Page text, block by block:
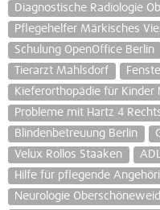
Diagnostische Radiologie
Pflegehelfer Märkisches
Schulung OpenOffice Berlin
Tierarzt Mahlsdorf
Kieferorthopädie für Kinder
Probleme mit Hartz 4
Blindenbetreuung Berlin
Velux Rollos Staaken
Hilfe für pflegende
Neurologie